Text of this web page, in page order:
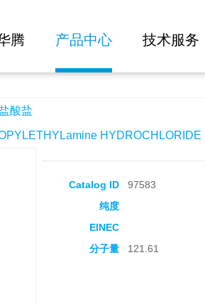
腾 产品中心 技术服务
酸盐
HYDROCHLORIDE
Catalog ID 97583
纯度
EINEC
分子量
121.61